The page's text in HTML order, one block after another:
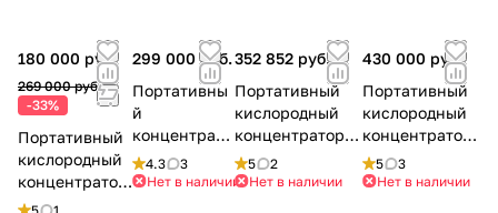
180 000 руб.
269 000 руб.
-33%
Портативный
кислородный
концентратор
Scaleo Horizon
299 000 руб.
Портативны
й
концентрато
р кислорода
DeVilbiss
4.3
3
Нет в наличии
352 852 руб.
Портативный
кислородный
концентратор
AirSep Freestyle
Comfort
5
2
Нет в наличии
430 000 руб.
Портативный
кислородный
концентратор
Invacare XPO2
NEW
5
3
Нет в наличии